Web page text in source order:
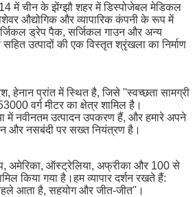
में चीन के झेंग्झौ शहर में डिस्पोजेबल मेडिकल
औद्योगिक और व्यापारिक कंपनी के रूप में
ड्रेप पैक, सर्जिकल गाउन और अन्य
सहित उत्पादों की एक विस्तृत श्रृंखला का निर्माण
हेनान प्रांत में स्थित है, जिसे ''स्वच्छता सामग्री
वर्ग मीटर का क्षेत्र शामिल है।
में नवीनतम उत्पादन उपकरण हैं, और हमारे अपने
और नसबंदी पर सख्त नियंत्रण है।
अमेरिका, ऑस्ट्रेलिया, अफ्रीका और 100 से
किया गया है।हम व्यापार दर्शन रखते हैं:
आता है, सहयोग और जीत-जीत''।